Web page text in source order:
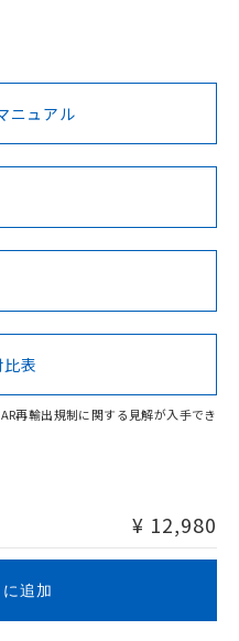
だく前に、以下を必ずお読
Cd Cr(VI)
性があります。
BV型式承認
（フランス
KR型式
（韓国
No No
格認証/適合状況ページへ
ページからご検索ください
ニュアル
表
再輸出規制に関する見解が入手でき
¥ 12,980
に追加